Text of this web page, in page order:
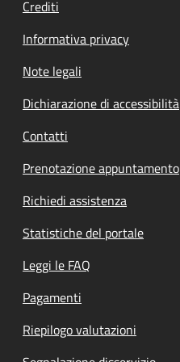
Crediti
Informativa privacy
Note legali
Dichiarazione di accessibilità
Contatti
Prenotazione appuntamento
Richiedi assistenza
Statistiche del portale
Leggi le FAQ
Pagamenti
Riepilogo valutazioni